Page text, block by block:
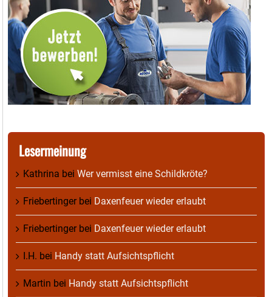
Lesermeinung
Kathrina bei Wer vermisst eine Schildkröte?
Friebertingerbei Daxenfeuer wieder erlaubt
Friebertingerbei Daxenfeuer wieder erlaubt
I.H. bei Handy statt Aufsichtspflicht
Martin bei Handy statt Aufsichtspflicht